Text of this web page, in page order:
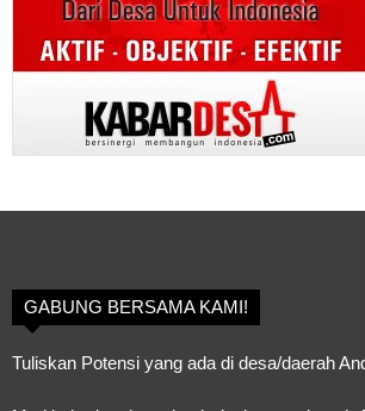
GABUNG BERSAMA KAMI!
Tuliskan Potensi yang ada di desa/daerah